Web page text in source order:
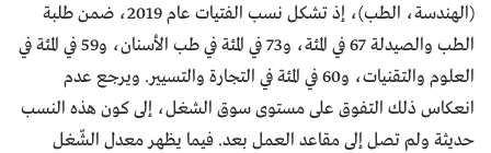
(الهندسة، الطب)، إذ تشكل نسب الفتيات عام 2019، ضمن طلبة
الطب والصيدلة 67 في المئة، و73 في المئة في طب الأسنان، و59 في المئة في
العلوم والتقنيات، و60 في المئة في التجارة والتسيير. ويرجع عدم
انعكاس ذلك التفوق على مستوى سوق الشغل، إلى كون هذه النسب
حديثة ولم تصل إلى مقاعد العمل بعد. فيما يظهر معدل الشّغل